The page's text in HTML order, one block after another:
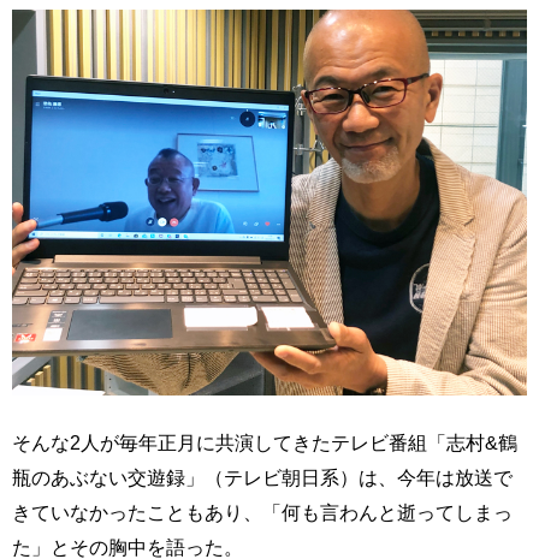
そんな2人が毎年正月に共演してきたテレビ番組「志村&鶴
瓶のあぶない交遊録」（テレビ朝日系）は、今年は放送で
きていなかったこともあり、「何も言わんと逝ってしまっ
た」とその胸中を語った。